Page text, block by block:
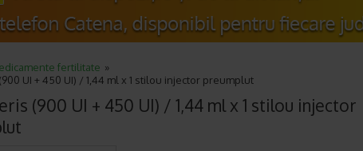
fertilitate
UI + 450 UI) / 1,44 ml x 1 stilou injector preumplut
(900 UI + 450 UI) / 1,44 ml x 1 stilou injector